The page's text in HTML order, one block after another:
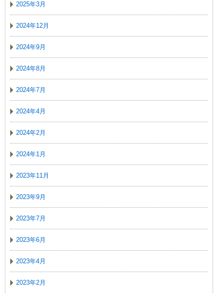
2025年3月
2024年12月
2024年9月
2024年8月
2024年7月
2024年4月
2024年2月
2024年1月
2023年11月
2023年9月
2023年7月
2023年6月
2023年4月
2023年2月